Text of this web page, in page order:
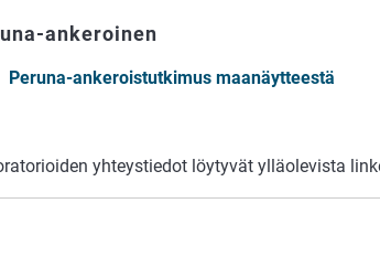
ankeroinen
Peruna-ankeroistutkimus maanäytteestä
yhteystiedot löytyvät ylläolevista